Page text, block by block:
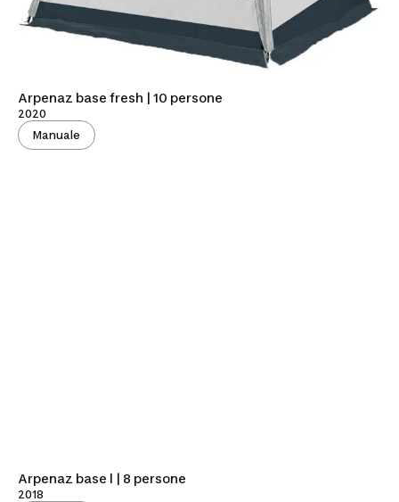
Arpenaz base fresh | 10 persone
2020
Manuale
Arpenaz base l | 8 persone
2018